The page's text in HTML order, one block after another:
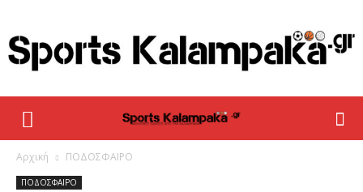
sportskalampaka
Αρχική ΠΟΔΟΣΦΑΙΡΟ
ΠΟΔΟΣΦΑΙΡΟ